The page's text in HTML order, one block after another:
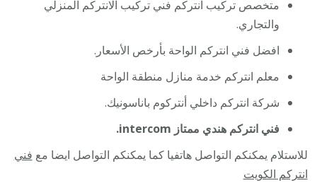
متخصص تركيب انتركم فني تركيب الانتركم المنزلي
والتجاري.
افضل فني انتركم الواحة بأرخص الأسعار.
معلم انتركم خدمة منازل منطقة الواحة
شركة انتركم داخلي أنتركوم باناسونيك.
فني انتركم هندي ممتاز intercom.
للاستلام يمكنكم التواصل هاتفيا كما يمكنكم التواصل ايضا مع فني
انتركم الكويت